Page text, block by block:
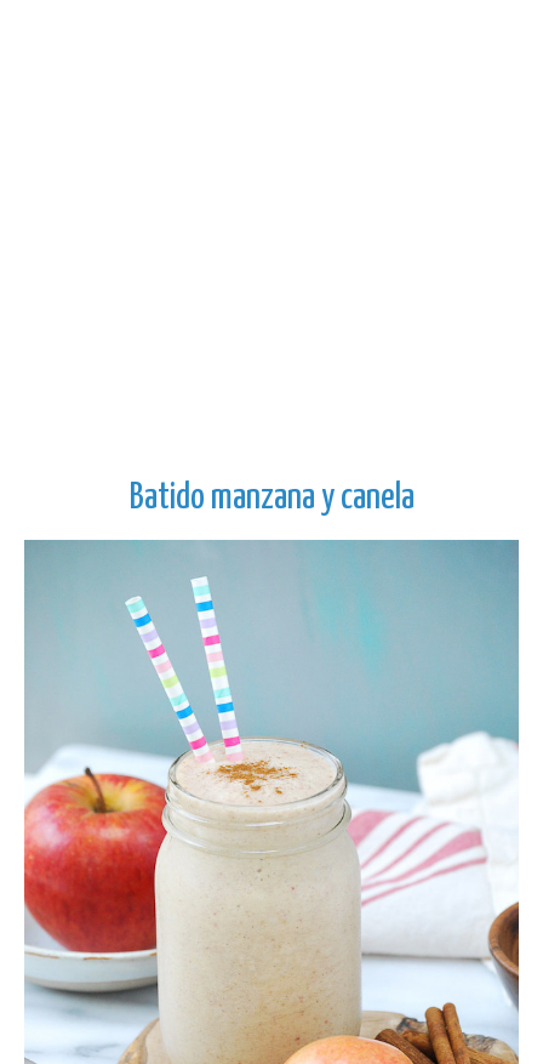
Batido manzana y canela